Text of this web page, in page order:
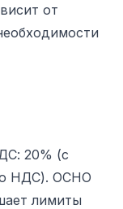
от
20% (с
НДС). ОСНО
лимиты